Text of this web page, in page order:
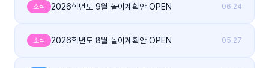
소식 2026학년도 9월 놀이계획안 OPEN 06.24
소식 2026학년도 8월 놀이계획안 OPEN 05.27